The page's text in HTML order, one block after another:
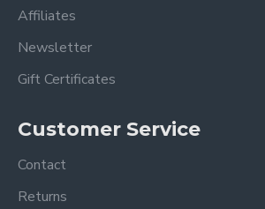
Affiliates
Newsletter
Gift Certificates
Customer Service
Contact
Returns